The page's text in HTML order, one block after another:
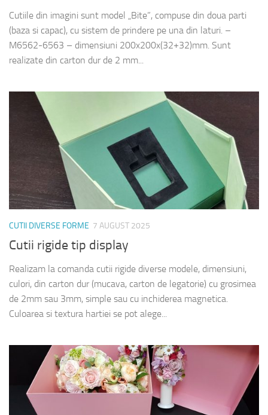
Cutiile din imagini sunt model „Bite”, compuse din doua parti
(baza si capac), cu sistem de prindere pe una din laturi. –
M6562-6563 – dimensiuni 200x200x(32+32)mm. Sunt
realizate din carton dur de 2 mm...
CUTII DIVERSE FORME 7 AUGUST 2025
Cutii rigide tip display
Realizam la comanda cutii rigide diverse modele, dimensiuni,
culori, din carton dur (mucava, carton de legatorie) cu grosimea
de 2mm sau 3mm, simple sau cu inchiderea magnetica.
Culoarea si textura hartiei se pot alege...